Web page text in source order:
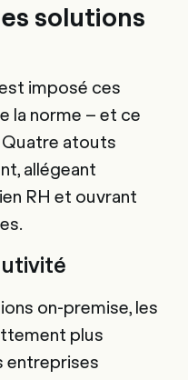
solutions
imposé ces
la norme – et ce
Quatre atouts
allégeant
RH et ouvrant
on-premise, les
plus
entreprises